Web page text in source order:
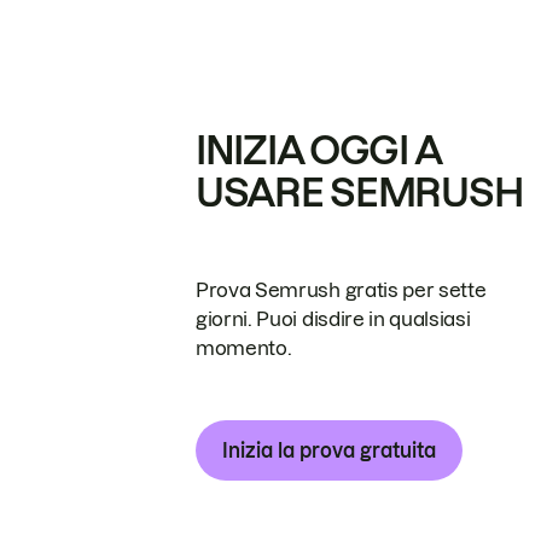
INIZIA OGGI A
USARE SEMRUSH
Prova Semrush gratis per sette
giorni. Puoi disdire in qualsiasi
momento.
Inizia la prova gratuita